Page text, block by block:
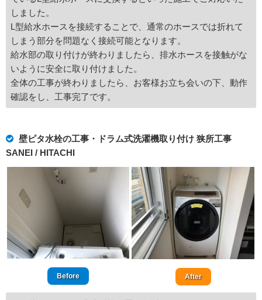
しました。
L型給水ホースを接続することで、通常のホースでは折れて
しまう部分を問題なく接続可能となります。
給水部の取り付けが終わりましたら、排水ホースを接触がな
いように安全に取り付けました。
全体の工事が終わりましたら、お客様お立ち会いの下、動作
確認をし、工事完了です。
壁ピタ水栓の工事・ドラム式洗濯機取り付け 狭所工事
SANEI / HITACHI
Before After